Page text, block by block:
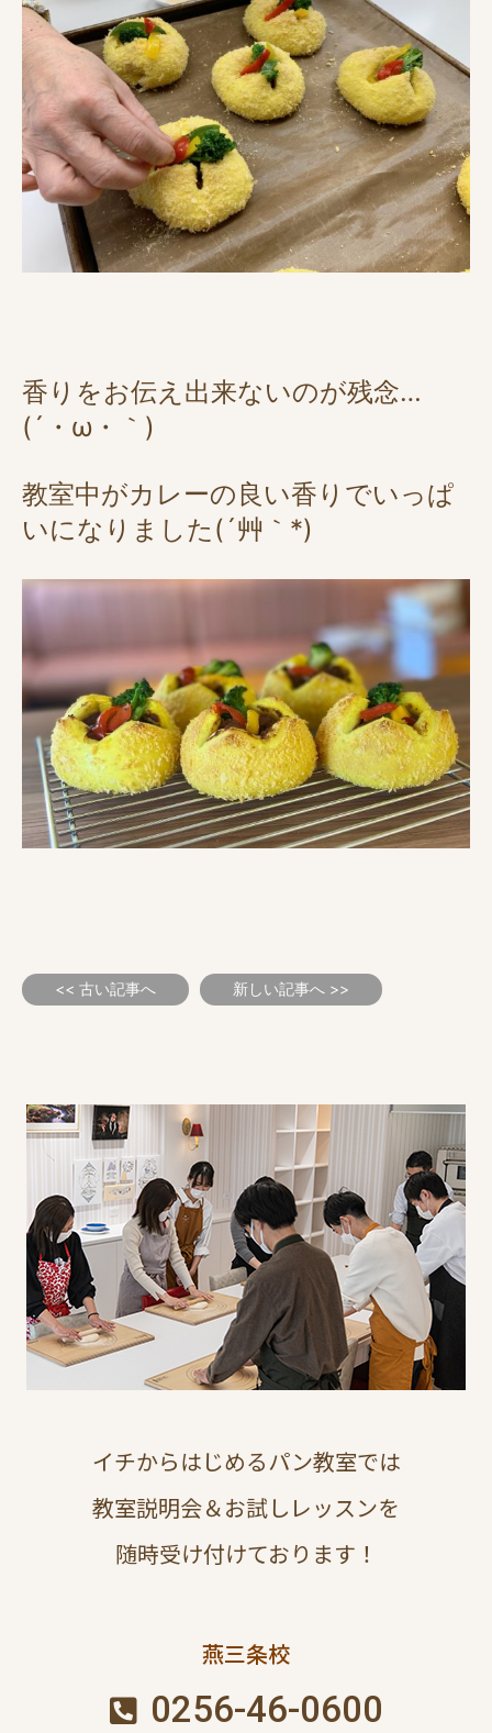
香りをお伝え出来ないのが残念…
(´・ω・｀)
教室中がカレーの良い香りでいっぱ
いになりました(´艸｀*)
<< 古い記事へ 新しい記事へ >>
イチからはじめるパン教室では
教室説明会＆お試しレッスンを
随時受け付けております！
燕三条校
0256-46-0600